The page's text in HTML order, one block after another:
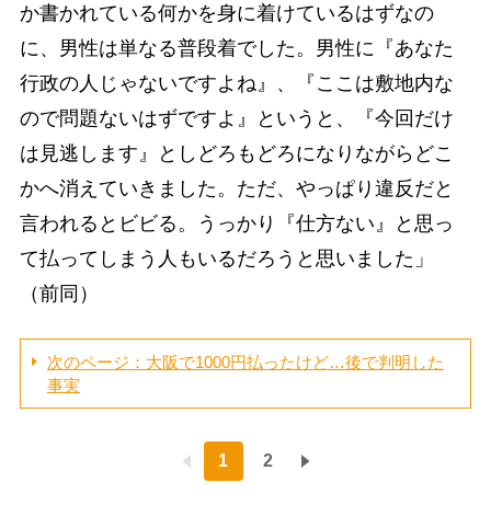
か書かれている何かを身に着けているはずなの
に、男性は単なる普段着でした。男性に『あなた
行政の人じゃないですよね』、『ここは敷地内な
ので問題ないはずですよ』というと、『今回だけ
は見逃します』としどろもどろになりながらどこ
かへ消えていきました。ただ、やっぱり違反だと
言われるとビビる。うっかり『仕方ない』と思っ
て払ってしまう人もいるだろうと思いました」
（前同）
次のページ：大阪で1000円払ったけど…後で判明した
事実
1 2